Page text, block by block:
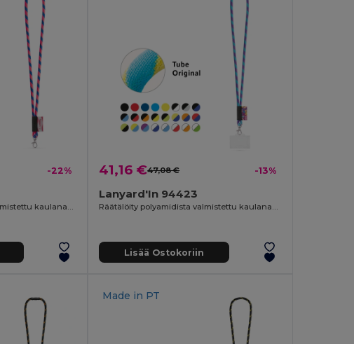
-22%
Räätälöity polyamidista valmistettu kaulanauha
41,16 €47,08 € -13%
Lanyard'In 94423
Räätälöity polyamidista valmistettu kaulanauha
Lisää Ostokoriin
Made in PT